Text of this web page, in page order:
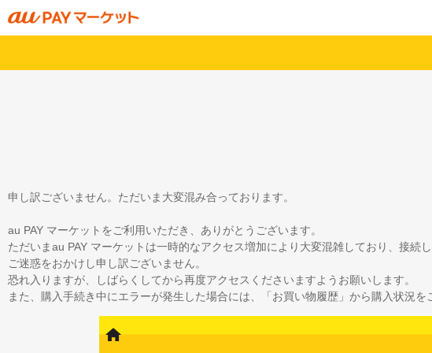
申し訳ございません。ただいま大変混み合っております。
au PAY マーケットをご利用いただき、ありがとうございます。
ただいまau PAY マーケットは一時的なアクセス増加により大変混雑しており、接続
ご迷惑をおかけし申し訳ございません。
恐れ入りますが、しばらくしてから再度アクセスくださいますようお願いします。
また、購入手続き中にエラーが発生した場合には、「お買い物履歴」から購入状況を